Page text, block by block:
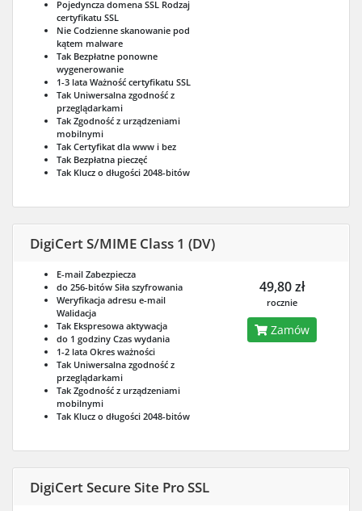
Pojedyncza domena SSL Rodzaj
certyfikatu SSL
Nie Codzienne skanowanie pod
kątem malware
Tak Bezpłatne ponowne
wygenerowanie
1-3 lata Ważność certyfikatu SSL
Tak Uniwersalna zgodność z
przeglądarkami
Tak Zgodność z urządzeniami
mobilnymi
Tak Certyfikat dla www i bez
Tak Bezpłatna pieczęć
Tak Klucz o długości 2048-bitów
DigiCert S/MIME Class 1 (DV)
E-mail Zabezpiecza
do 256-bitów Siła szyfrowania
Weryfikacja adresu e-mail
Walidacja
Tak Ekspresowa aktywacja
do 1 godziny Czas wydania
1-2 lata Okres ważności
Tak Uniwersalna zgodność z
przeglądarkami
Tak Zgodność z urządzeniami
mobilnymi
Tak Klucz o długości 2048-bitów
49,80 zł
rocznie
Zamów
DigiCert Secure Site Pro SSL